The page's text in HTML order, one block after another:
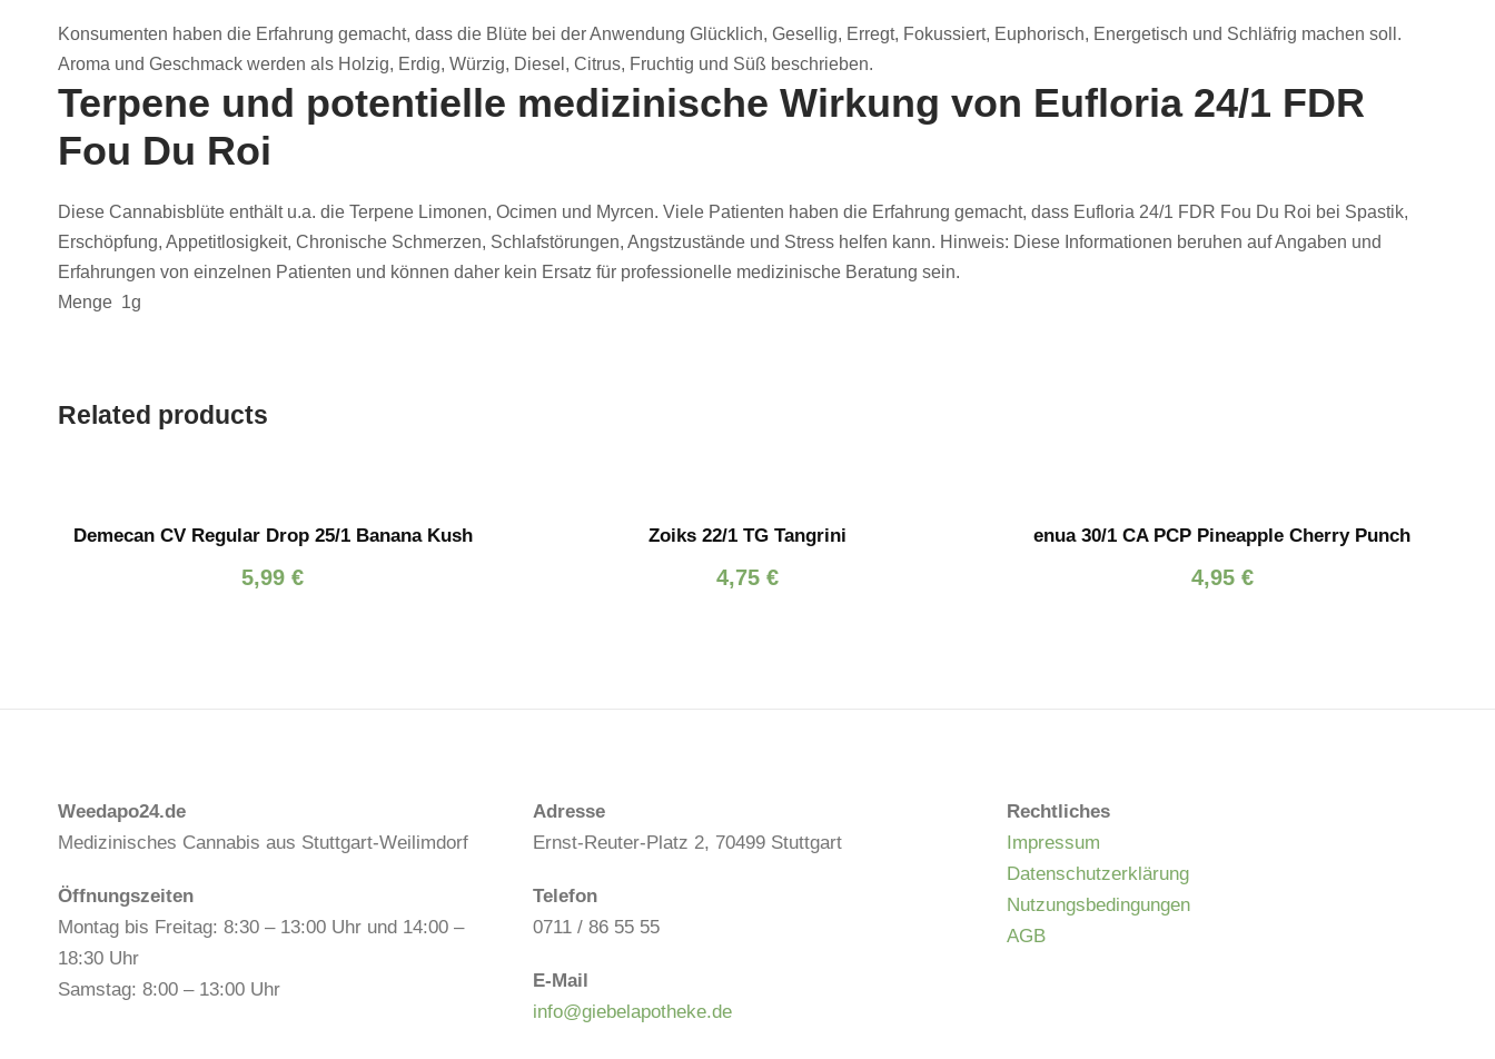
Konsumenten haben die Erfahrung gemacht, dass die Blüte bei der Anwendung Glücklich, Gesellig, Erregt, Fokussiert, Euphorisch, Energetisch und Schläfrig machen soll.
Aroma und Geschmack werden als Holzig, Erdig, Würzig, Diesel, Citrus, Fruchtig und Süß beschrieben.
Terpene und potentielle medizinische Wirkung von Eufloria 24/1 FDR
Fou Du Roi
Diese Cannabisblüte enthält u.a. die Terpene Limonen, Ocimen und Myrcen. Viele Patienten haben die Erfahrung gemacht, dass Eufloria 24/1 FDR Fou Du Roi bei Spastik,
Erschöpfung, Appetitlosigkeit, Chronische Schmerzen, Schlafstörungen, Angstzustände und Stress helfen kann. Hinweis: Diese Informationen beruhen auf Angaben und
Erfahrungen von einzelnen Patienten und können daher kein Ersatz für professionelle medizinische Beratung sein.
Menge 1g
Related products
Demecan CV Regular Drop 25/1 Banana Kush
5,99€
Zoiks 22/1 TG Tangrini
4,75 €
enua 30/1 CA PCP Pineapple Cherry Punch
4,95 €
Weedapo24.de
Medizinisches Cannabis aus Stuttgart-Weilimdorf
Öffnungszeiten
Montag bis Freitag: 8:30 – 13:00 Uhr und 14:00 –
18:30 Uhr
Samstag: 8:00 – 13:00 Uhr
Adresse
Ernst-Reuter-Platz 2, 70499 Stuttgart
Telefon
0711 / 86 55 55
E-Mail
info@giebelapotheke.de
Rechtliches
Impressum
Datenschutzerklärung
Nutzungsbedingungen
AGB